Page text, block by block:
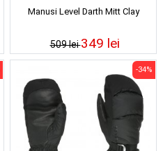
Manusi Level Darth Mitt Clay
509 lei349 lei
-34%